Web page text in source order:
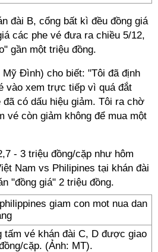
đài B, cổng bất kì đều đồng giá
các phe vé đưa ra chiều 5/12,
gần một triệu đồng.
Mỹ Đình) cho biết: "Tôi đã định
vào xem trực tiếp vì quá đắt
có dấu hiệu giảm. Tôi ra chờ
vé còn giảm không để mua một
- 3 triệu đồng/cặp như hôm
Nam vs Philipines tại khán đài
"đồng giá" 2 triệu đồng.
tấm vé khán đài C, D được giao
cặp. (Ảnh: MT).